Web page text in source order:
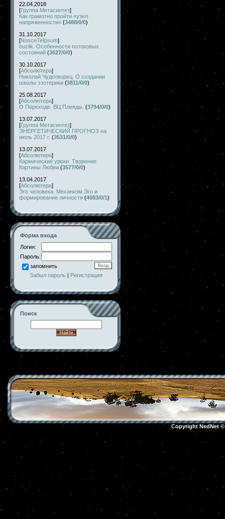
22.04.2018
[Группа Метасинтез]
Как грамотно пройти «узел
напряженности» (3488/0/0)
31.10.2017
[NosceTeIpsum]
buzlik. Особенности потоковых
состояний (3627/0/0)
30.10.2017
[Абсолютера]
Николай Чудотворец. О создании
школы эзотерики (3811/0/0)
25.08.2017
[Абсолютера]
О Переходе. ВЦ Плеяды. (3794/0/0)
13.07.2017
[Группа Метасинтез]
ЭНЕРГЕТИЧЕСКИЙ ПРОГНОЗ на
июль 2017 г. (3531/0/0)
13.07.2017
[Абсолютера]
Кармические уроки. Творение
Картины Любви (3577/0/0)
13.04.2017
[Абсолютера]
Эго человека. Механизм Эго и
формирование личности (4083/0/1)
Форма входа
Логин:
Пароль:
запомнить
Забыл пароль | Регистрация
Поиск
Copyright NedNet